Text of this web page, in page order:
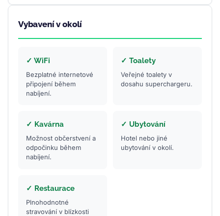
Vybavení v okolí
✓ WiFi
Bezplatné internetové
připojení během
nabíjení.
✓ Toalety
Veřejné toalety v
dosahu superchargeru.
✓ Kavárna
Možnost občerstvení a
odpočinku během
nabíjení.
✓ Ubytování
Hotel nebo jiné
ubytování v okolí.
✓ Restaurace
Plnohodnotné
stravování v blízkosti